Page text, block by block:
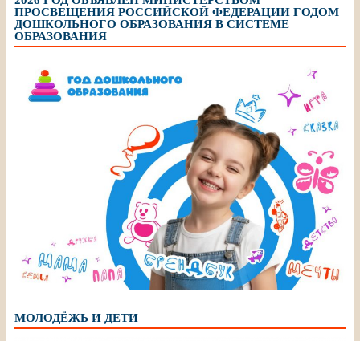
ПРОСВЕЩЕНИЯ РОССИЙСКОЙ ФЕДЕРАЦИИ ГОДОМ
ДОШКОЛЬНОГО ОБРАЗОВАНИЯ В СИСТЕМЕ
ОБРАЗОВАНИЯ
МОЛОДЁЖЬ И ДЕТИ